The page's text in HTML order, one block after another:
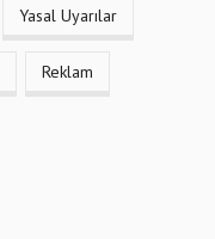
Yasal Uyarılar
Reklam